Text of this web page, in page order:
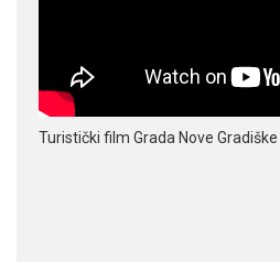
Turistički film Grada Nove Gradiške